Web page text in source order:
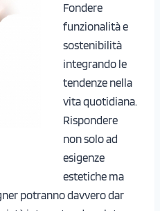
Fondere
funzionalità e
sostenibilità
integrando le
tendenze nella
vita quotidiana.
Rispondere
non solo ad
esigenze
estetiche ma
potranno davvero dar